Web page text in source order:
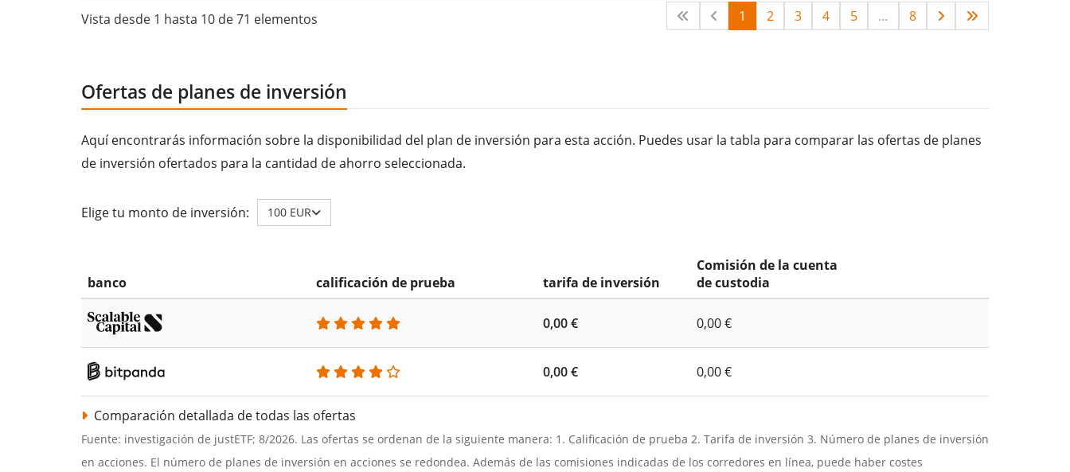
Vista desde 1 hasta 10 de 71 elementos 1 2 3 4 5 … 8
Ofertas de planes de inversión
Aquí encontrarás información sobre la disponibilidad del plan de inversión para esta acción. Puedes usar la tabla para comparar las ofertas de planes
de inversión ofertados para la cantidad de ahorro seleccionada.
Elige tu monto de inversión: 100 EUR
banco calificación de prueba tarifa de inversión
Comisión de la cuenta
de custodia
0,00 € 0,00 €
0,00 € 0,00 €
Comparación detallada de todas las ofertas
Fuente: investigación de justETF; 8/2026. Las ofertas se ordenan de la siguiente manera: 1. Calificación de prueba 2. Tarifa de inversión 3. Número de planes de inversión
en acciones. El número de planes de inversión en acciones se redondea. Además de las comisiones indicadas de los corredores en línea, puede haber costes